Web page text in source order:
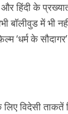
हिंदी के
बॉलीवुड में भी
‘धर्म के
विदेसी